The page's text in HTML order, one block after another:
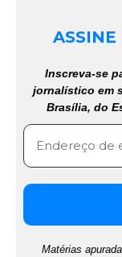
ASSINE
Inscreva-se
jornalístico em
Brasília, do
Matérias